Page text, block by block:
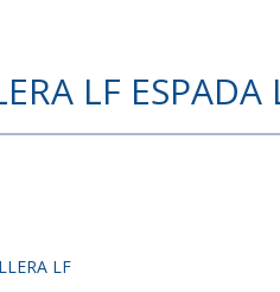
LF ESPADA
LF